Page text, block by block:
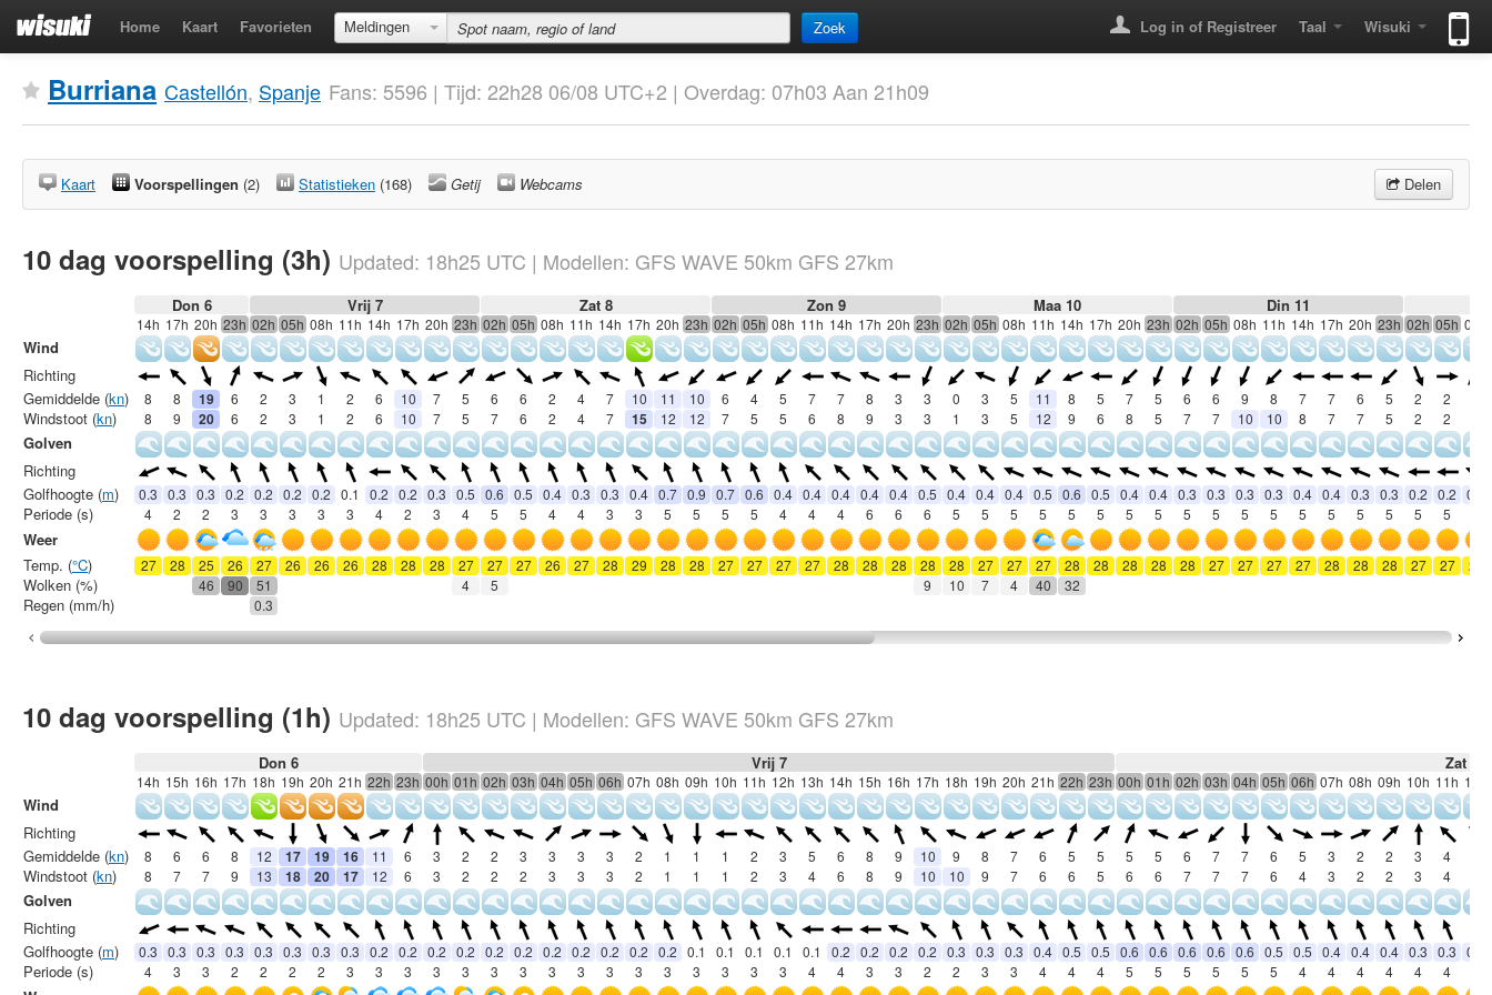
Home Kaart Favorieten Meldingen Zoek Log in of Registreer Taal Wisuki
Burriana Castellón, Spanje Fans: 5596 | Tijd: 22h28 06/08 UTC+2 | Overdag: 07h03 Aan 21h09
Kaart Voorspellingen (2) Statistieken (168) Getij Webcams Delen
10 dag voorspelling (3h) Updated: 18h25 UTC | Modellen: GFS WAVE 50km GFS 27km
Don 6 Vrij 7 Zat 8 Zon 9 Maa 10 Din 11
14h 17h 20h 23h 02h 05h 08h 11h 14h 17h 20h 23h 02h 05h 08h 11h 14h 17h 20h 23h 02h 05h 08h 11h 14h 17h 20h 23h 02h 05h 08h 11h 14h 17h 20h 23h 02h 05h 08h 11h 14h 17h 20h 23h 02h 05h 08h
8 8 19 6 2 3 1 2 6 10 7 5 6 6 2 4 7 10 11 10 6 4 5 7 7 8 3 3 0 3 5 11 8 5 7 5 6 6 9 8 7 7 6 5 2 2
8
9 20 6 2 3 1 2 6 10 7 5 7 6 2 4 7 15 12 12 7 5 5 6 8 9 3 3 1 3 5 12 9 6 8 5 7 7 10 10 8 7 7 5 2 2
0.3 0.3 0.3 0.2 0.2 0.2 0.2 0.1 0.2 0.2 0.3 0.5 0.6 0.5 0.4 0.3 0.3 0.4 0.7 0.9 0.7 0.6 0.4 0.4 0.4 0.4 0.4 0.5 0.4 0.4 0.4 0.5 0.6 0.5 0.4 0.4 0.3 0.3 0.3 0.3 0.4 0.4 0.3 0.3 0.2 0.2 0.2
4
2 2 3 3 3 3 3 4 2 3 4 5 5 4 4 3 3 5 5 5 5 4 4 4 6 6 6 5 5 5 5 5 5 5 5 5 5 5 5 5 5 5 5 5 5
27 28 25 26 27 26 26 26 28 28 28 27 27 27 26 27 28 29 28 28 27 27 27 27 28 28 28 28 28 27 27 27 28 28 28 28 28 27 27 27 27 28 28 28 27 27
27
46
90 51 4 5 9 10 7 4 40
32
0.3
Wind
Richting
Gemiddelde (kn)
Windstoot (kn)
Golven
Richting
Golfhoogte (m)
Periode (s)
Weer
Temp. (°C)
Wolken (%)
Regen (mm/h)
10 dag voorspelling (1h) Updated: 18h25 UTC | Modellen: GFS WAVE 50km GFS 27km
Don 6 Vrij 7 Zat 8
14h 15h 16h 17h 18h 19h 20h 21h 22h 23h 00h 01h 02h 03h 04h 05h 06h 07h 08h 09h 10h 11h 12h 13h 14h 15h 16h 17h 18h 19h 20h 21h 22h 23h 00h 01h 02h 03h 04h 05h 06h 07h 08h 09h 10h 11h 12h
8 6 6 8 12 17 19 16 11 6 3 2 2 3 3 3 3 2 1 1 1 2 3 5 6 8 9 10 9 8 7 6 5 5 5 5 6 7 7 6 5 3 2 2 3 4
8
7 7 9 13 18 20 17 12 6 3 2 2 2 3 3 3 2 1 1 1 2 3 4 6 8 9 10 10 9 7 6 6 5 6 6 7 7 7 6 4 3 2 2 3 4
0.3 0.3 0.3 0.3 0.3 0.3 0.3 0.3 0.2 0.2 0.2 0.2 0.2 0.2 0.2 0.2 0.2 0.2 0.2 0.1 0.1 0.1 0.1 0.1 0.2 0.2 0.2 0.2 0.3 0.3 0.3 0.4 0.5 0.5 0.6 0.6 0.6 0.6 0.6 0.5 0.5 0.4 0.4 0.4 0.3 0.3 0.3
4
3 3 2 2 2 2 3 3 3 3 3 3 3 3 3 3 3 3 3 3 3 3 4 4 3 3 2 2 3 3 4 4 4 5 5 5 5 5 5 4 4 4 4 4 4
Wind
Richting
Gemiddelde (kn)
Windstoot (kn)
Golven
Richting
Golfhoogte (m)
Periode (s)